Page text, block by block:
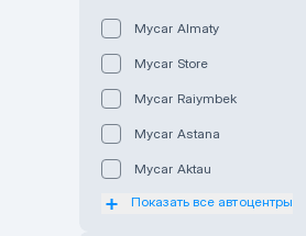
Mycar Almaty
Mycar Store
Mycar Raiymbek
Mycar Astana
Mycar Aktau
Mycar Uralsk
Показать все автоцентры